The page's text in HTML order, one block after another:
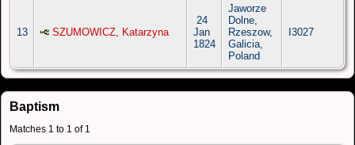
13 SZUMOWICZ, Katarzyna
24
Jan
1824
Jaworze
Dolne,
Rzeszow,
Galicia,
Poland
I3027
Baptism
Matches 1 to 1 of 1